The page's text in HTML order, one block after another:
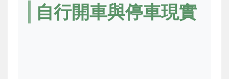
自行開車與停車現實